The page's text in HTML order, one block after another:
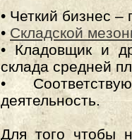
• Четкий бизнес –
•Складской
• Кладовщик и
склада средней
•
деятельность.
Для того чтобы